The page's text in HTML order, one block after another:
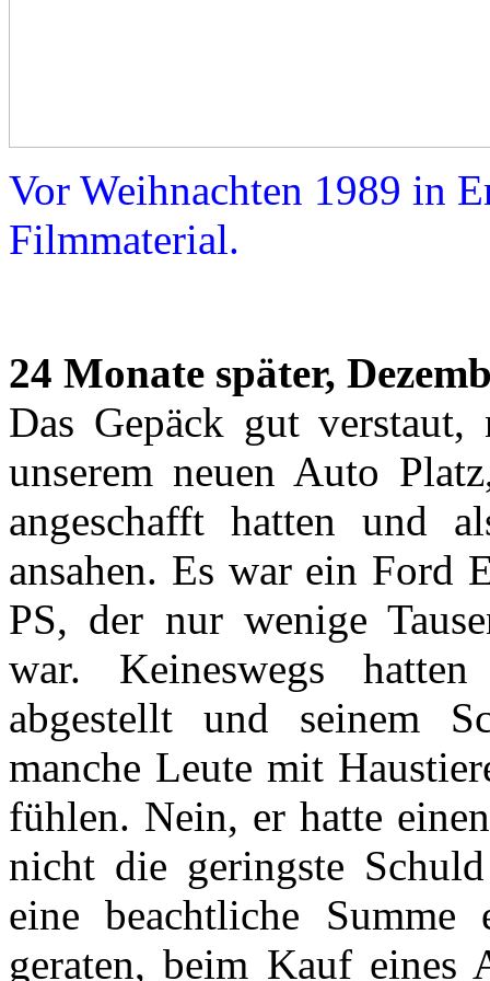
Vor Weihnachten 1989 in
Filmmaterial.
24 Monate später,
Das Gepäck gut
unserem neuen Auto
angeschafft hatten und
ansahen. Es war ein Ford
PS, der nur wenige
war. Keineswegs
abgestellt und seinem
manche Leute mit
fühlen. Nein, er hatte
nicht die geringste
eine beachtliche
geraten, beim Kauf eines